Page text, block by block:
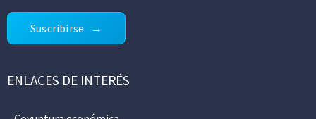
Suscribirse
ENLACES DE INTERÉS